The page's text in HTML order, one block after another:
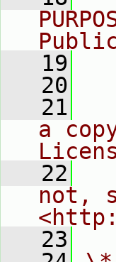
   19
   20
   21
a
   22
not,
   23